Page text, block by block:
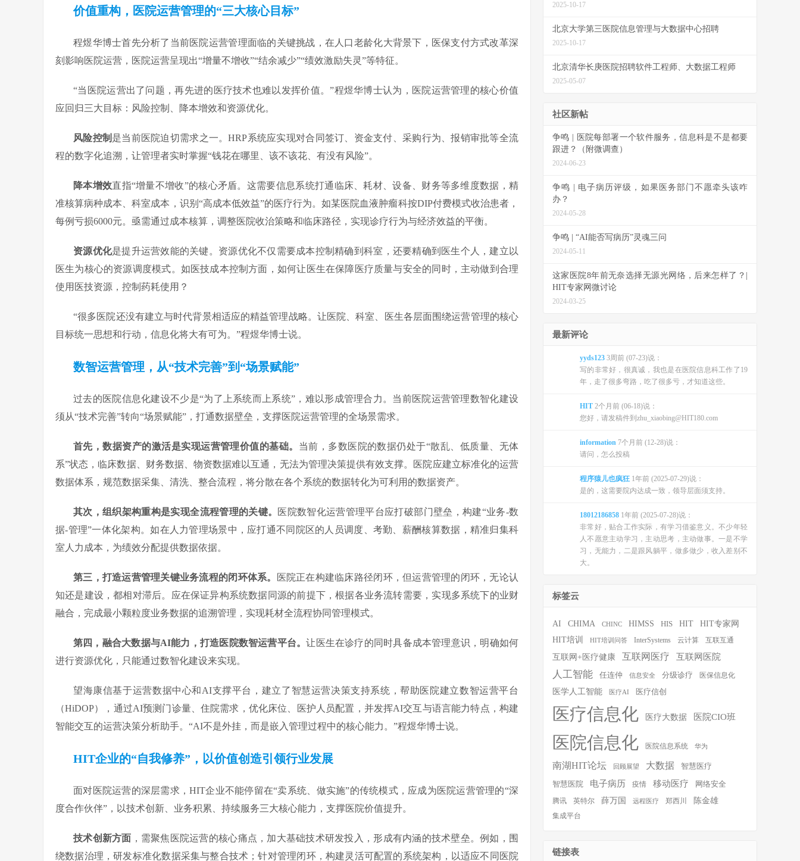
价值重构，医院运营管理的“三大核心目标”
程煜华博士首先分析了当前医院运营管理面临的关键挑战，在人口老龄化大背景下，医保支付方式改革深
刻影响医院运营，医院运营呈现出“增量不增收”“结余减少”“绩效激励失灵”等特征。
“当医院运营出了问题，再先进的医疗技术也难以发挥价值。”程煜华博士认为，医院运营管理的核心价值
应回归三大目标：风险控制、降本增效和资源优化。
风险控制 是当前医院迫切需求之一。HRP系统应实现对合同签订、资金支付、采购行为、报销审批等全流
程的数字化追溯，让管理者实时掌握“钱花在哪里、该不该花、有没有风险”。
降本增效直指“增量不增收”的核心矛盾。这需要信息系统打通临床、耗材、设备、财务等多维度数据，精
准核算病种成本、科室成本，识别“高成本低效益”的医疗行为。如某医院血液肿瘤科按DIP付费模式收治患者，
每例亏损6000元。亟需通过成本核算，调整医院收治策略和临床路径，实现诊疗行为与经济效益的平衡。
资源优化是提升运营效能的关键。资源优化不仅需要成本控制精确到科室，还要精确到医生个人，建立以
医生为核心的资源调度模式。如医技成本控制方面，如何让医生在保障医疗质量与安全的同时，主动做到合理
使用医技资源，控制药耗使用？
“很多医院还没有建立与时代背景相适应的精益管理战略。让医院、科室、医生各层面围绕运营管理的核心
目标统一思想和行动，信息化将大有可为。”程煜华博士说。
数智运营管理，从“技术完善”到“场景赋能”
过去的医院信息化建设不少是“为了上系统而上系统”，难以形成管理合力。当前医院运营管理数智化建设
须从“技术完善”转向“场景赋能”，打通数据壁垒，支撑医院运营管理的全场景需求。
首先，数据资产的激活是实现运营管理价值的基础。 当前，多数医院的数据仍处于“散乱、低质量、无体
系”状态，临床数据、财务数据、物资数据难以互通，无法为管理决策提供有效支撑。医院应建立标准化的运营
数据体系，规范数据采集、清洗、整合流程，将分散在各个系统的数据转化为可利用的数据资产。
其次，组织架构重构是实现全流程管理的关键。 医院数智化运营管理平台应打破部门壁垒，构建“业务-数
据-管理”一体化架构。如在人力管理场景中，应打通不同院区的人员调度、考勤、薪酬核算数据，精准归集科
室人力成本，为绩效分配提供数据依据。
第三，打造运营管理关键业务流程的闭环体系。
医院正在构建临床路径闭环，但运营管理的闭环，无论认
知还是建设，都相对滞后。应在保证异构系统数据同源的前提下，根据各业务流转需要，实现多系统下的业财
融合，完成最小颗粒度业务数据的追溯管理，实现耗材全流程协同管理模式。
第四，融合大数据与AI能力，打造医院数智运营平台。让医生在诊疗的同时具备成本管理意识，明确如何
进行资源优化，只能通过数智化建设来实现。
望海康信基于运营数据中心和AI支撑平台，建立了智慧运营决策支持系统，帮助医院建立数智运营平台
（HiDOP），通过AI预测门诊量、住院需求，优化床位、医护人员配置，并发挥AI交互与语言能力特点，构建
智能交互的运营决策分析助手。“AI不是外挂，而是嵌入管理过程中的核心能力。”程煜华博士说。
HIT企业的“自我修养”，以价值创造引领行业发展
面对医院运营的深层需求，HIT企业不能停留在“卖系统、做实施”的传统模式，应成为医院运营管理的“深
度合作伙伴”，以技术创新、业务积累、持续服务三大核心能力，支撑医院价值提升。
技术创新方面 ，需聚焦医院运营的核心痛点，加大基础技术研发投入，形成有内涵的技术壁垒。例如，围
绕数据治理，研发标准化数据采集与整合技术；针对管理闭环，构建灵活可配置的系统架构，以适应不同医院
2025-10-17
北京大学第三医院信息管理与大数据中心招聘
2025-10-17
北京清华长庚医院招聘软件工程师、大数据工程师
2025-05-07
社区新帖
争鸣 | 医院每部署一个软件服务，信息科是不是都要
跟进？（附微调查）
2024-06-23
争鸣 | 电子病历评级，如果医务部门不愿牵头该咋
办？
2024-05-28
争鸣 | “AI能否写病历”灵魂三问
2024-05-11
这家医院8年前无奈选择无源光网络，后来怎样了？|
HIT专家网微讨论
2024-03-25
最新评论
yyds123 3周前 (07-23)说：
写的非常好，很真诚，我也是在医院信息科工作了19
年，走了很多弯路，吃了很多亏，才知道这些。
HIT 2个月前 (06-18)说：
您好，请发稿件到zhu_xiaobing@HIT180.com
information 7个月前 (12-28)说：
请问，怎么投稿
程序猿儿也疯狂 1年前 (2025-07-29)说：
是的，这需要院内达成一致，领导层面须支持。
18012186858 1年前 (2025-07-28)说：
非常好，贴合工作实际，有学习借鉴意义。不少年轻
人不愿意主动学习，主动思考，主动做事。一是不学
习，无能力，二是跟风躺平，做多做少，收入差别不
大。
标签云
AI CHIMA CHINC HIMSS HIS HIT HIT专家网
HIT培训 HIT培训问答 InterSystems 云计算 互联互通
互联网+医疗健康 互联网医疗 互联网医院
人工智能 任连仲 信息安全 分级诊疗 医保信息化
医学人工智能 医疗AI 医疗信创
医疗信息化 医疗大数据 医院CIO班
医院信息化 医院信息系统 华为
南湖HIT论坛 回顾展望 大数据 智慧医疗
智慧医院 电子病历 疫情 移动医疗
网络安全
腾讯
英特尔 薛万国 远程医疗 郑西川 陈金雄
集成平台
链接表